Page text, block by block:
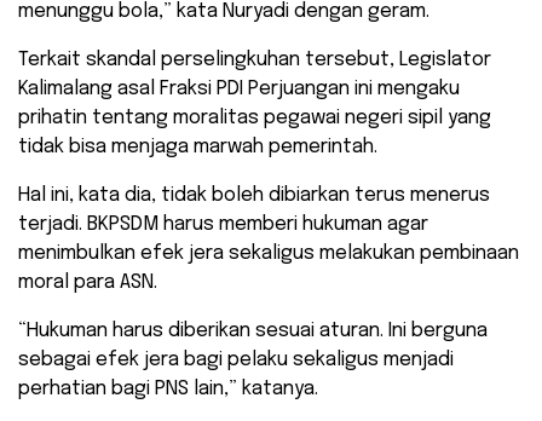
menunggu bola,” kata Nuryadi dengan geram.
Terkait skandal perselingkuhan tersebut, Legislator
Kalimalang asal Fraksi PDI Perjuangan ini mengaku
prihatin tentang moralitas pegawai negeri sipil yang
tidak bisa menjaga marwah pemerintah.
Hal ini, kata dia, tidak boleh dibiarkan terus menerus
terjadi. BKPSDM harus memberi hukuman agar
menimbulkan efek jera sekaligus melakukan pembinaan
moral para ASN.
“Hukuman harus diberikan sesuai aturan. Ini berguna
sebagai efek jera bagi pelaku sekaligus menjadi
perhatian bagi PNS lain,” katanya.